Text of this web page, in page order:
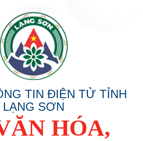
TIN ĐIỆN TỬ TỈNH
LẠNG SƠN
HÓA,